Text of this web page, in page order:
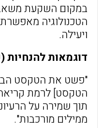
במקום השקעת
הטכנולוגיה
ויעילה.
דוגמאות להנחיות
"פשט את הטקסט
הטקסט] לרמת
תוך שמירה על
ממילים מורכבות".